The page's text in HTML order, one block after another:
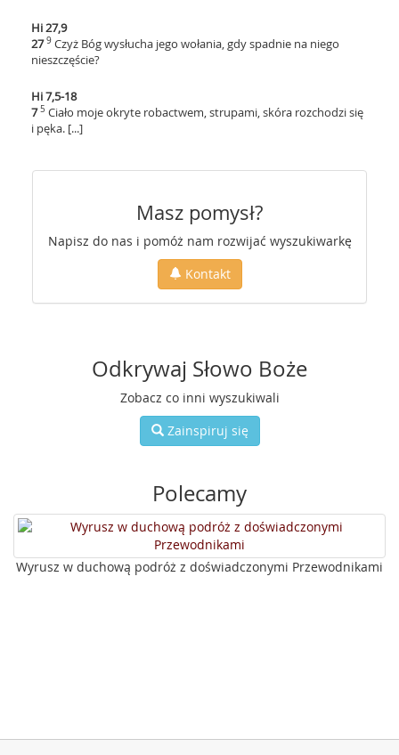
Hi 27,9
279 Czyż Bóg wysłucha jego wołania, gdy spadnie na niego
nieszczęście?
Hi 7,5-18
75 Ciało moje okryte robactwem, strupami, skóra rozchodzi się
i pęka. [...]
Masz pomysł?
Napisz do nas i pomóż nam rozwijać wyszukiwarkę
Kontakt
Odkrywaj Słowo Boże
Zobacz co inni wyszukiwali
Zainspiruj się
Polecamy
Wyrusz w duchową podróż z doświadczonymi Przewodnikami